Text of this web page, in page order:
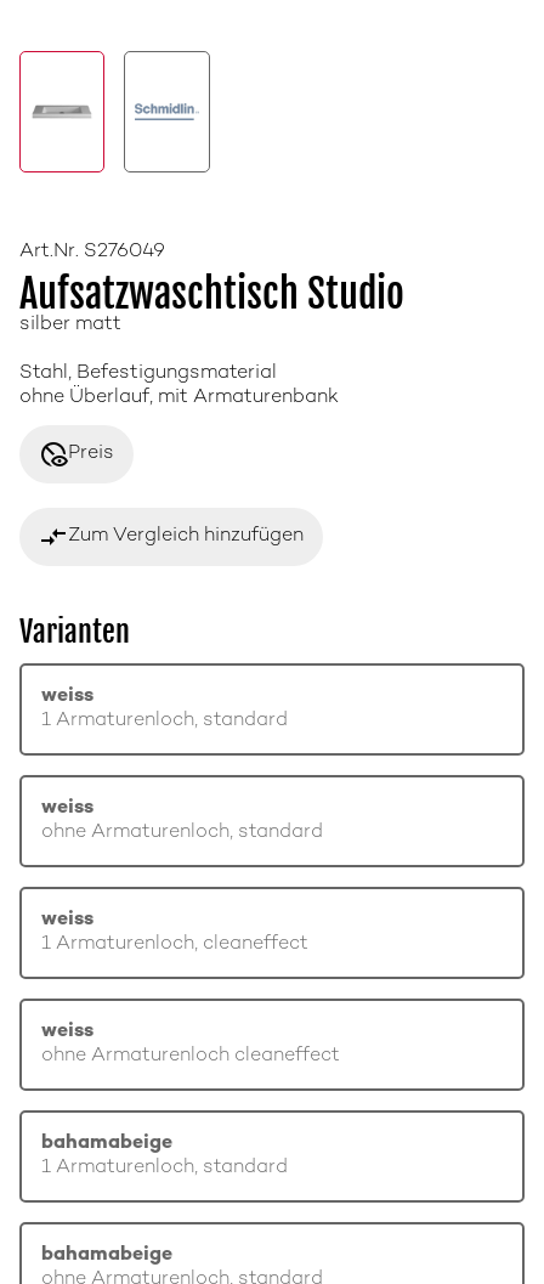
Art.Nr. S276049
Aufsatzwaschtisch Studio
silber matt
Stahl, Befestigungsmaterial
ohne Überlauf, mit Armaturenbank
disabled_visiblePreis
compare_arrowsZum Vergleich hinzufügen
Varianten
weiss
1 Armaturenloch, standard
weiss
ohne Armaturenloch, standard
weiss
1 Armaturenloch, cleaneffect
weiss
ohne Armaturenloch cleaneffect
bahamabeige
1 Armaturenloch, standard
bahamabeige
ohne Armaturenloch, standard